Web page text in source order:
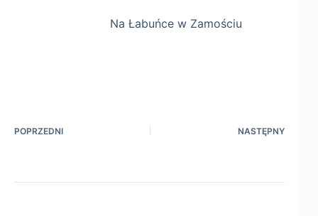
Na Łabuńce w Zamościu
POPRZEDNI NASTĘPNY